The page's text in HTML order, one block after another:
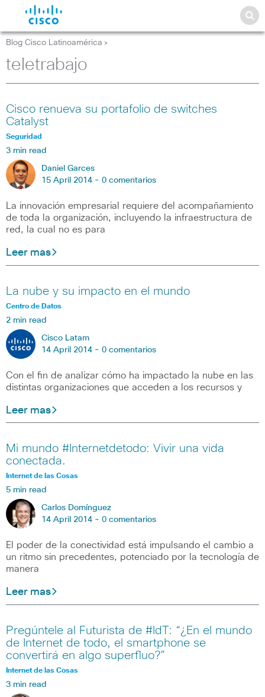
Blog Cisco Latinoamérica >
teletrabajo
Cisco renueva su portafolio de switches
Catalyst
Seguridad
3 min read
Daniel Garces
15 April 2014 - 0 comentarios
La innovación empresarial requiere del acompañamiento
de toda la organización, incluyendo la infraestructura de
red, la cual no es para
Leer mas
La nube y su impacto en el mundo
Centro de Datos
2 min read
Cisco Latam
14 April 2014 - 0 comentarios
Con el fin de analizar cómo ha impactado la nube en las
distintas organizaciones que acceden a los recursos y
Leer mas
Mi mundo #Internetdetodo: Vivir una vida
conectada.
Internet de las Cosas
5 min read
Carlos Domínguez
14 April 2014 - 0 comentarios
El poder de la conectividad está impulsando el cambio a
un ritmo sin precedentes, potenciado por la tecnología de
manera
Leer mas
Pregúntele al Futurista de #IdT: “¿En el mundo
de Internet de todo, el smartphone se
convertirá en algo superfluo?”
Internet de las Cosas
3 min read